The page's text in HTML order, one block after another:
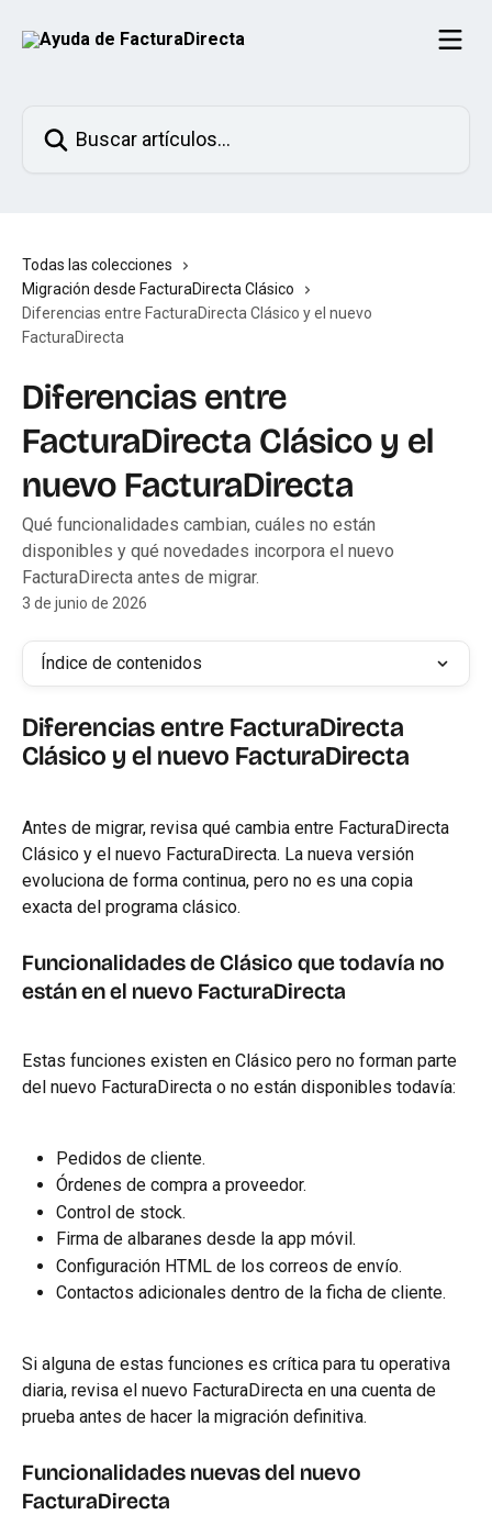
Todas las colecciones
Migración desde FacturaDirecta Clásico
Diferencias entre FacturaDirecta Clásico y el nuevo
FacturaDirecta
Diferencias entre
FacturaDirecta Clásico y el
nuevo FacturaDirecta
Qué funcionalidades cambian, cuáles no están
disponibles y qué novedades incorpora el nuevo
FacturaDirecta antes de migrar.
3 de junio de 2026
Índice de contenidos
Diferencias entre FacturaDirecta
Clásico y el nuevo FacturaDirecta
Antes de migrar, revisa qué cambia entre FacturaDirecta
Clásico y el nuevo FacturaDirecta. La nueva versión
evoluciona de forma continua, pero no es una copia
exacta del programa clásico.
Funcionalidades de Clásico que todavía no
están en el nuevo FacturaDirecta
Estas funciones existen en Clásico pero no forman parte
del nuevo FacturaDirecta o no están disponibles todavía:
Pedidos de cliente.
Órdenes de compra a proveedor.
Control de stock.
Firma de albaranes desde la app móvil.
Configuración HTML de los correos de envío.
Contactos adicionales dentro de la ficha de cliente.
Si alguna de estas funciones es crítica para tu operativa
diaria, revisa el nuevo FacturaDirecta en una cuenta de
prueba antes de hacer la migración definitiva.
Funcionalidades nuevas del nuevo
FacturaDirecta